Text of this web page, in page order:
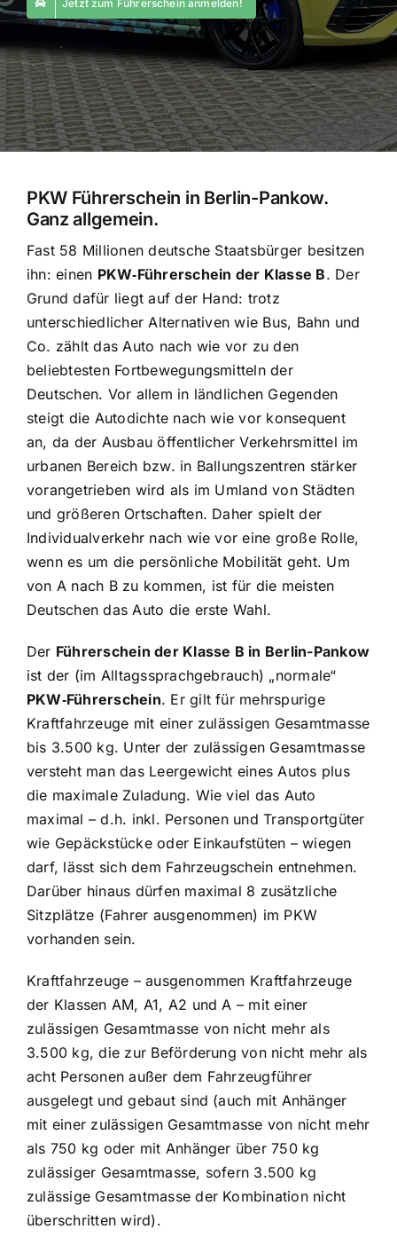
Jetzt zum Führerschein anmelden!
PKW Führerschein in Berlin-Pankow.
Ganz allgemein.
Fast 58 Millionen deutsche Staatsbürger besitzen
ihn: einen PKW‑Führerschein der Klasse B. Der
Grund dafür liegt auf der Hand: trotz
unterschiedlicher Alternativen wie Bus, Bahn und
Co. zählt das Auto nach wie vor zu den
beliebtesten Fortbewegungsmitteln der
Deutschen. Vor allem in ländlichen Gegenden
steigt die Autodichte nach wie vor konsequent
an, da der Ausbau öffentlicher Verkehrsmittel im
urbanen Bereich bzw. in Ballungszentren stärker
vorangetrieben wird als im Umland von Städten
und größeren Ortschaften. Daher spielt der
Individualverkehr nach wie vor eine große Rolle,
wenn es um die persönliche Mobilität geht. Um
von A nach B zu kommen, ist für die meisten
Deutschen das Auto die erste Wahl.
Der Führerschein der Klasse B in Berlin-Pankow
ist der (im Alltagssprachgebrauch) „normale“
PKW‑Führerschein. Er gilt für mehrspurige
Kraftfahrzeuge mit einer zulässigen Gesamtmasse
bis 3.500 kg. Unter der zulässigen Gesamtmasse
versteht man das Leergewicht eines Autos plus
die maximale Zuladung. Wie viel das Auto
maximal – d.h. inkl. Personen und Transportgüter
wie Gepäckstücke oder Einkaufstüten – wiegen
darf, lässt sich dem Fahrzeugschein entnehmen.
Darüber hinaus dürfen maximal 8 zusätzliche
Sitzplätze (Fahrer ausgenommen) im PKW
vorhanden sein.
Kraftfahrzeuge – ausgenommen Kraftfahrzeuge
der Klassen AM, A1, A2 und A – mit einer
zulässigen Gesamtmasse von nicht mehr als
3.500 kg, die zur Beförderung von nicht mehr als
acht Personen außer dem Fahrzeugführer
ausgelegt und gebaut sind (auch mit Anhänger
mit einer zulässigen Gesamtmasse von nicht mehr
als 750 kg oder mit Anhänger über 750 kg
zulässiger Gesamtmasse, sofern 3.500 kg
zulässige Gesamtmasse der Kombination nicht
überschritten wird).